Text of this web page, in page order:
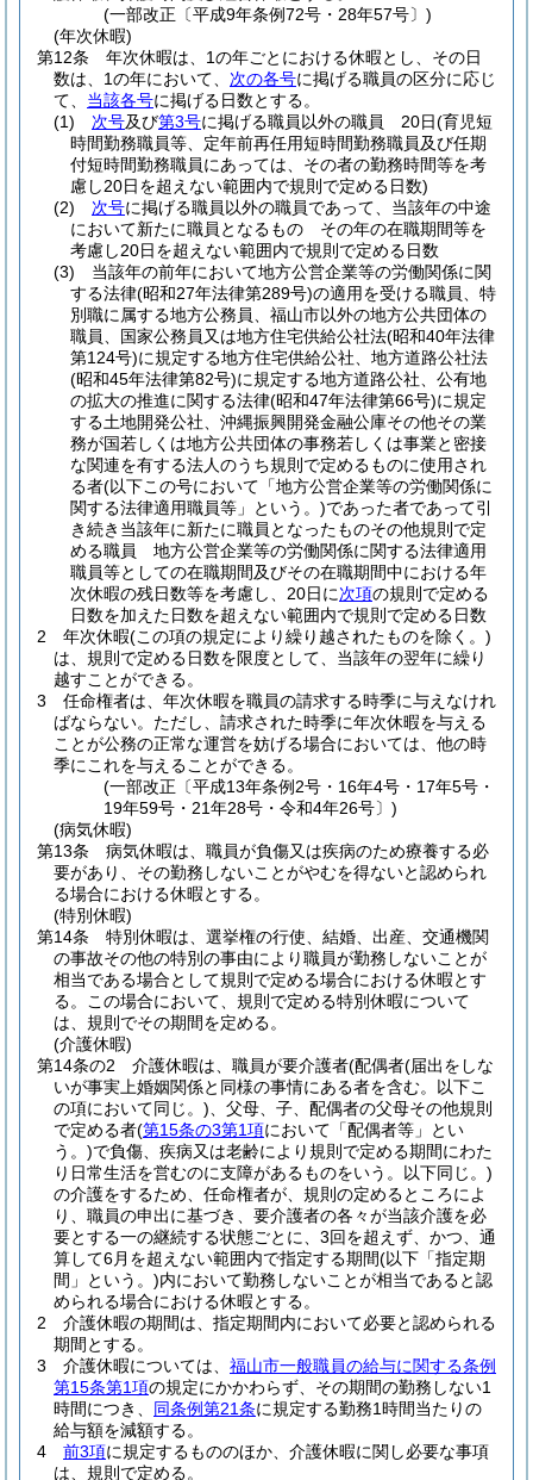
(一部改正〔平成9年条例72号・28年57号〕)
(年次休暇)
第12条
年次休暇は、1の年ごとにおける休暇とし、その日
数は、1の年において、 次の各号に掲げる職員の区分に応じ
て、 当該各号に掲げる日数とする。
(1)
次号及び第3号に掲げる職員以外の職員 20日(育児短
時間勤務職員等、定年前再任用短時間勤務職員及び任期
付短時間勤務職員にあっては、その者の勤務時間等を考
慮し20日を超えない範囲内で規則で定める日数)
(2)
次号に掲げる職員以外の職員であって、当該年の中途
において新たに職員となるもの その年の在職期間等を
考慮し20日を超えない範囲内で規則で定める日数
(3)
当該年の前年において地方公営企業等の労働関係に関
する法律(昭和27年法律第289号)の適用を受ける職員、特
別職に属する地方公務員、福山市以外の地方公共団体の
職員、国家公務員又は地方住宅供給公社法(昭和40年法律
第124号)に規定する地方住宅供給公社、地方道路公社法
(昭和45年法律第82号)に規定する地方道路公社、公有地
の拡大の推進に関する法律(昭和47年法律第66号)に規定
する土地開発公社、沖縄振興開発金融公庫その他その業
務が国若しくは地方公共団体の事務若しくは事業と密接
な関連を有する法人のうち規則で定めるものに使用され
る者(以下この号において「地方公営企業等の労働関係に
関する法律適用職員等」という。)であった者であって引
き続き当該年に新たに職員となったものその他規則で定
める職員 地方公営企業等の労働関係に関する法律適用
職員等としての在職期間及びその在職期間中における年
次休暇の残日数等を考慮し、20日に次項の規則で定める
日数を加えた日数を超えない範囲内で規則で定める日数
2
年次休暇(この項の規定により繰り越されたものを除く。)
は、規則で定める日数を限度として、当該年の翌年に繰り
越すことができる。
3
任命権者は、年次休暇を職員の請求する時季に与えなけれ
ばならない。 ただし、請求された時季に年次休暇を与える
ことが公務の正常な運営を妨げる場合においては、他の時
季にこれを与えることができる。
(一部改正〔平成13年条例2号・16年4号・17年5号・
19年59号・21年28号・令和4年26号〕)
(病気休暇)
第13条
病気休暇は、職員が負傷又は疾病のため療養する必
要があり、その勤務しないことがやむを得ないと認められ
る場合における休暇とする。
(特別休暇)
第14条
特別休暇は、選挙権の行使、結婚、出産、交通機関
の事故その他の特別の事由により職員が勤務しないことが
相当である場合として規則で定める場合における休暇とす
る。
この場合において、規則で定める特別休暇について
は、規則でその期間を定める。
(介護休暇)
第14条の2
介護休暇は、職員が要介護者(配偶者(届出をしな
いが事実上婚姻関係と同様の事情にある者を含む。以下こ
の項において同じ。) 、父母、子、配偶者の父母その他規則
で定める者(第15条の3第1項において「配偶者等」とい
う。)で負傷、疾病又は老齢により規則で定める期間にわた
り日常生活を営むのに支障があるものをいう。以下同じ。)
の介護をするため、任命権者が、規則の定めるところによ
り、職員の申出に基づき、要介護者の各々が当該介護を必
要とする一の継続する状態ごとに、3回を超えず、かつ、通
算して6月を超えない範囲内で指定する期間(以下「指定期
間」という。)内において勤務しないことが相当であると認
められる場合における休暇とする。
2
介護休暇の期間は、指定期間内において必要と認められる
期間とする。
3
介護休暇については、 福山市一般職員の給与に関する条例
第15条第1項の規定にかかわらず、その期間の勤務しない1
時間につき、 同条例第21条に規定する勤務1時間当たりの
給与額を減額する。
4
前3項に規定するもののほか、介護休暇に関し必要な事項
は、規則で定める。